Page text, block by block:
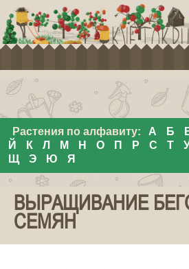
Растения по алфавиту: А Б
Й
К Л М Н О П Р С Т
Щ
Э Ю Я
ВЫРАЩИВАНИЕ
СЕМЯН